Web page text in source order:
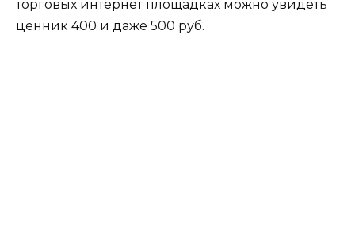
торговых интернет площадках можно увидеть
ценник 400 и даже 500 руб.